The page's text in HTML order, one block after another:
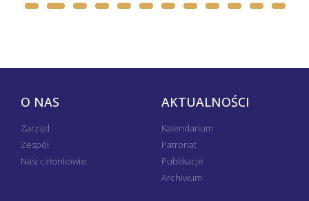
O NAS
Zarząd
Zespół
Nasi członkowie
AKTUALNOŚCI
Kalendarium
Patronat
Publikacje
Archiwum